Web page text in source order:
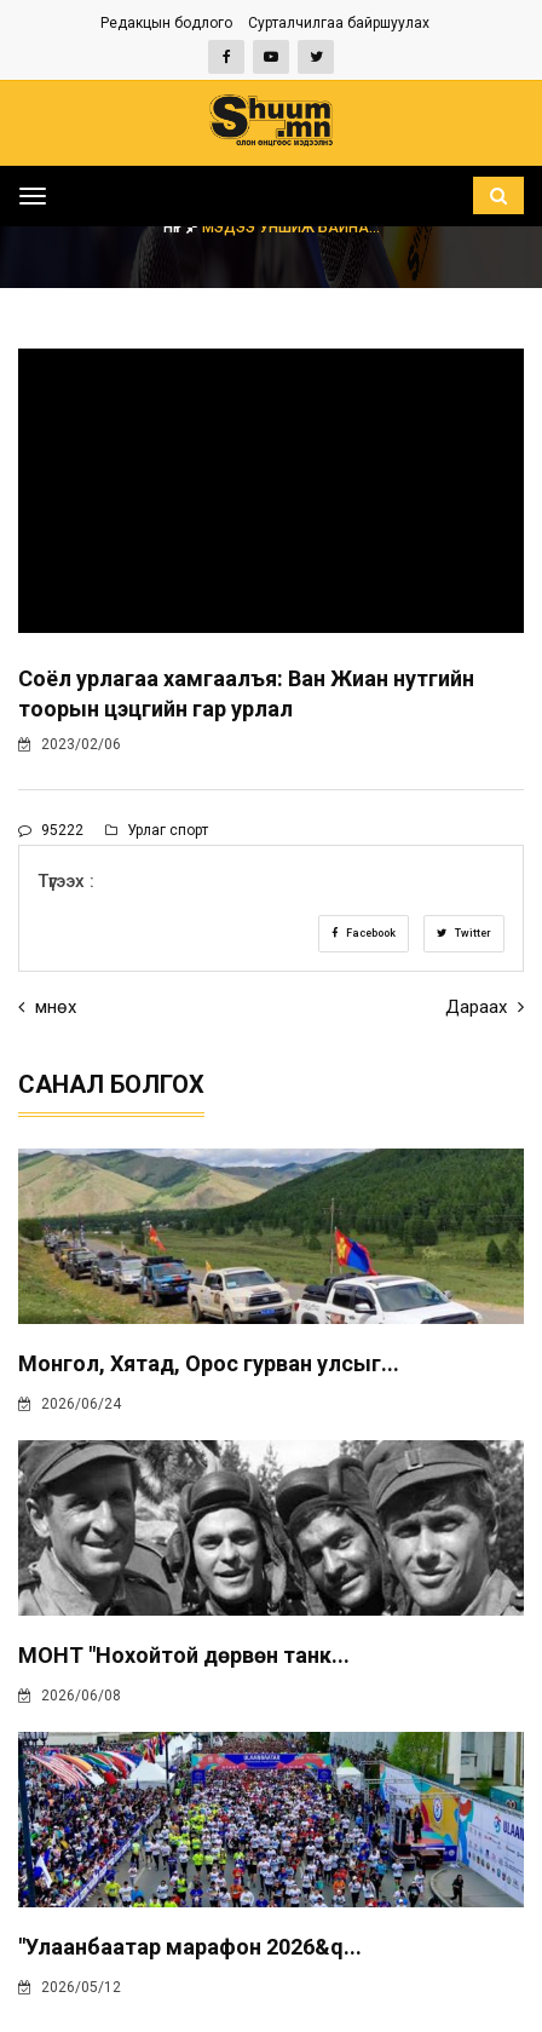
Редакцын бодлого Сурталчилгаа байршуулах
Toggle
НҮҮР МЭДЭЭ УНШИЖ БАЙНА...
Соёл урлагаа хамгаалъя: Ван Жиан нутгийн
тоорын цэцгийн гар урлал
2023/02/06
95222 Урлаг спорт
Түгээх :
Facebook Twitter
Өмнөх Дараах
САНАЛ БОЛГОХ
Монгол, Хятад, Орос гурван улсыг...
2026/06/24
МҮОНТ "Нохойтой дөрвөн танк...
2026/06/08
"Улаанбаатар марафон 2026&q...
2026/05/12